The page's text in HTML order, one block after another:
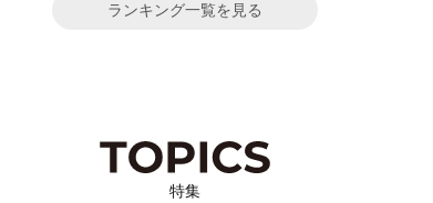
ランキング一覧を見る
特集